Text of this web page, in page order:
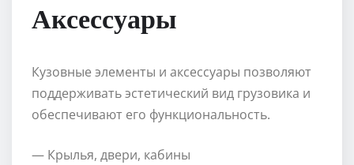
Аксессуары
Кузовные элементы и аксессуары позволяют
поддерживать эстетический вид грузовика и
обеспечивают его функциональность.
— Крылья, двери, кабины